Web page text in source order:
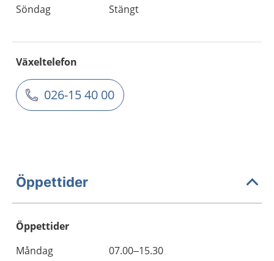
Söndag
Stängt
Växeltelefon
026-15 40 00
Öppettider
Öppettider
Dag
Öppettider
Kommentarer
Måndag
07.00–15.30